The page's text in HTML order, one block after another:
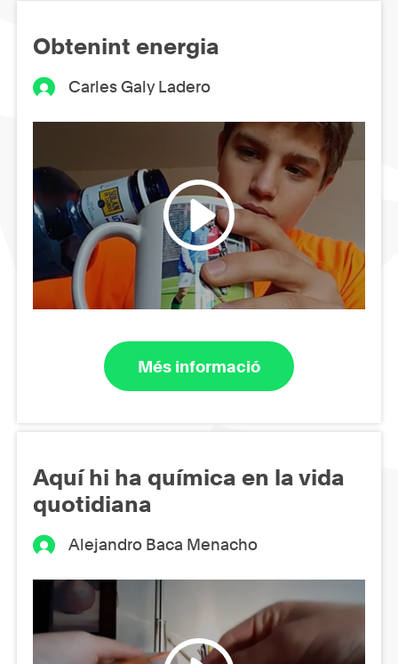
Obtenint energia
Carles Galy Ladero
Més informació
Aquí hi ha química en la vida
quotidiana
Alejandro Baca Menacho